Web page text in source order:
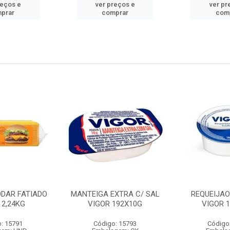
e
ver preços e
comprar
ver
FATIADO
15791
MANTEIGA EXTRA C/ SAL
VIGOR 192X10G
Código: 15793
VIGOR